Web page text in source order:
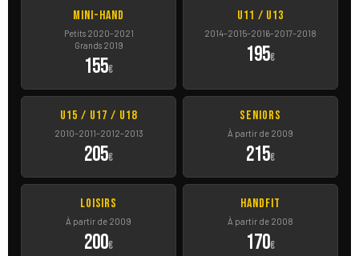
Mini-Hand
Petits 2020–2021
Grands 2019
155€
U11 / U13
2014–2015–2016–2017–2018
195€
U15 / U17 / U18
2010–2011–2012–2013
205€
Seniors
À partir de 2009
215€
Loisirs
À partir de 2009
200€
HandFit
À partir de 2008
170€